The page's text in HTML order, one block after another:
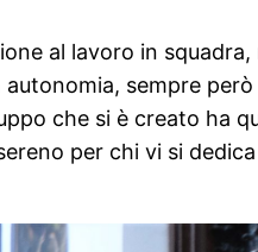
al lavoro in
sempre però
che si è creato ha
per chi vi si